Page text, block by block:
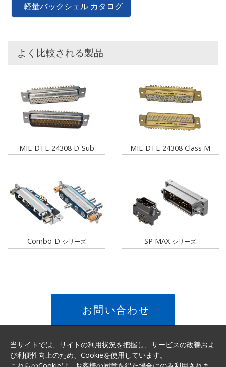
軽量バックシェル カタログ
よく比較される製品
MIL-DTL-24308 D-Sub MIL-DTL-24308 Class M
Combo-D シリーズ SP MAX シリーズ
お問い合わせ
当サイトでは、サイトの利用状況を把握し、サービスの改善およ
び利便性向上のため、Cookieを使用しています。